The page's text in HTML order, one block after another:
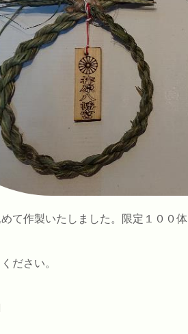
て作製いたしました。限定１００体
ださい。